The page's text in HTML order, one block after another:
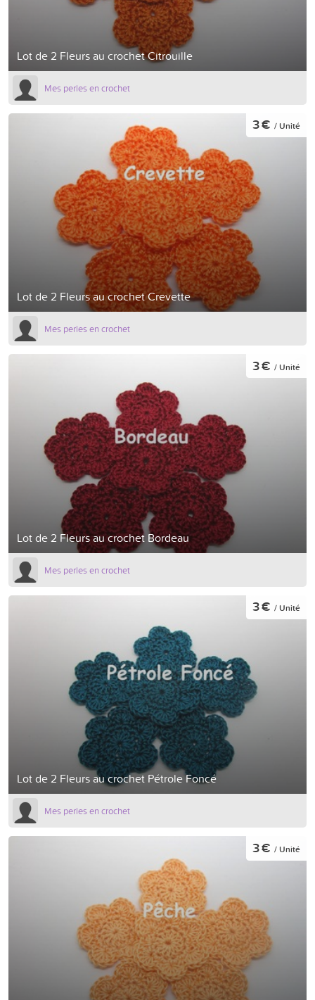
Lot de 2 Fleurs au crochet Citrouille
Mes perles en crochet
Lot de 2 Fleurs au crochet Crevette
3 € / Unité
Mes perles en crochet
Lot de 2 Fleurs au crochet Bordeau
3 € / Unité
Mes perles en crochet
Lot de 2 Fleurs au crochet Pétrole Foncé
3 € / Unité
Mes perles en crochet
3 € / Unité